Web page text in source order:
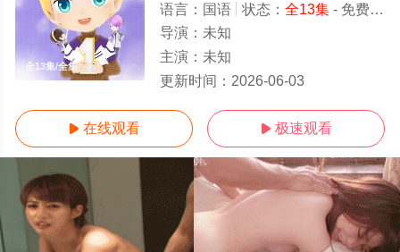
全13集/全集
语言： 国语 状态： 全13集- 免费在线观看
导演： 未知
主演： 未知
更新时间： 2026-06-03
 在线观看  极速观看